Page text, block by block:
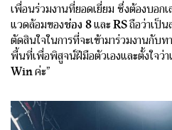
เพื่อนร่วมงานที่ยอดเยี่ยม ซึ่งต้องบอกเ
แวดล้อมของช่อง 8และ RSถือว่าเป็
ตัดสินใจในการที่จะเข้ามาร่วมงานกับท
พื้นที่เพื่อพิสูจน์ฝีมือตัวเองและตั้งใจว่า
Winค่ะ”